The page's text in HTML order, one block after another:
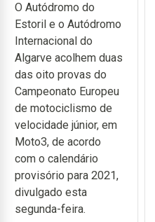
O Autódromo do
Estoril e o Autódromo
Internacional do
Algarve acolhem duas
das oito provas do
Campeonato Europeu
de motociclismo de
velocidade júnior, em
Moto3, de acordo
com o calendário
provisório para 2021,
divulgado esta
segunda-feira.